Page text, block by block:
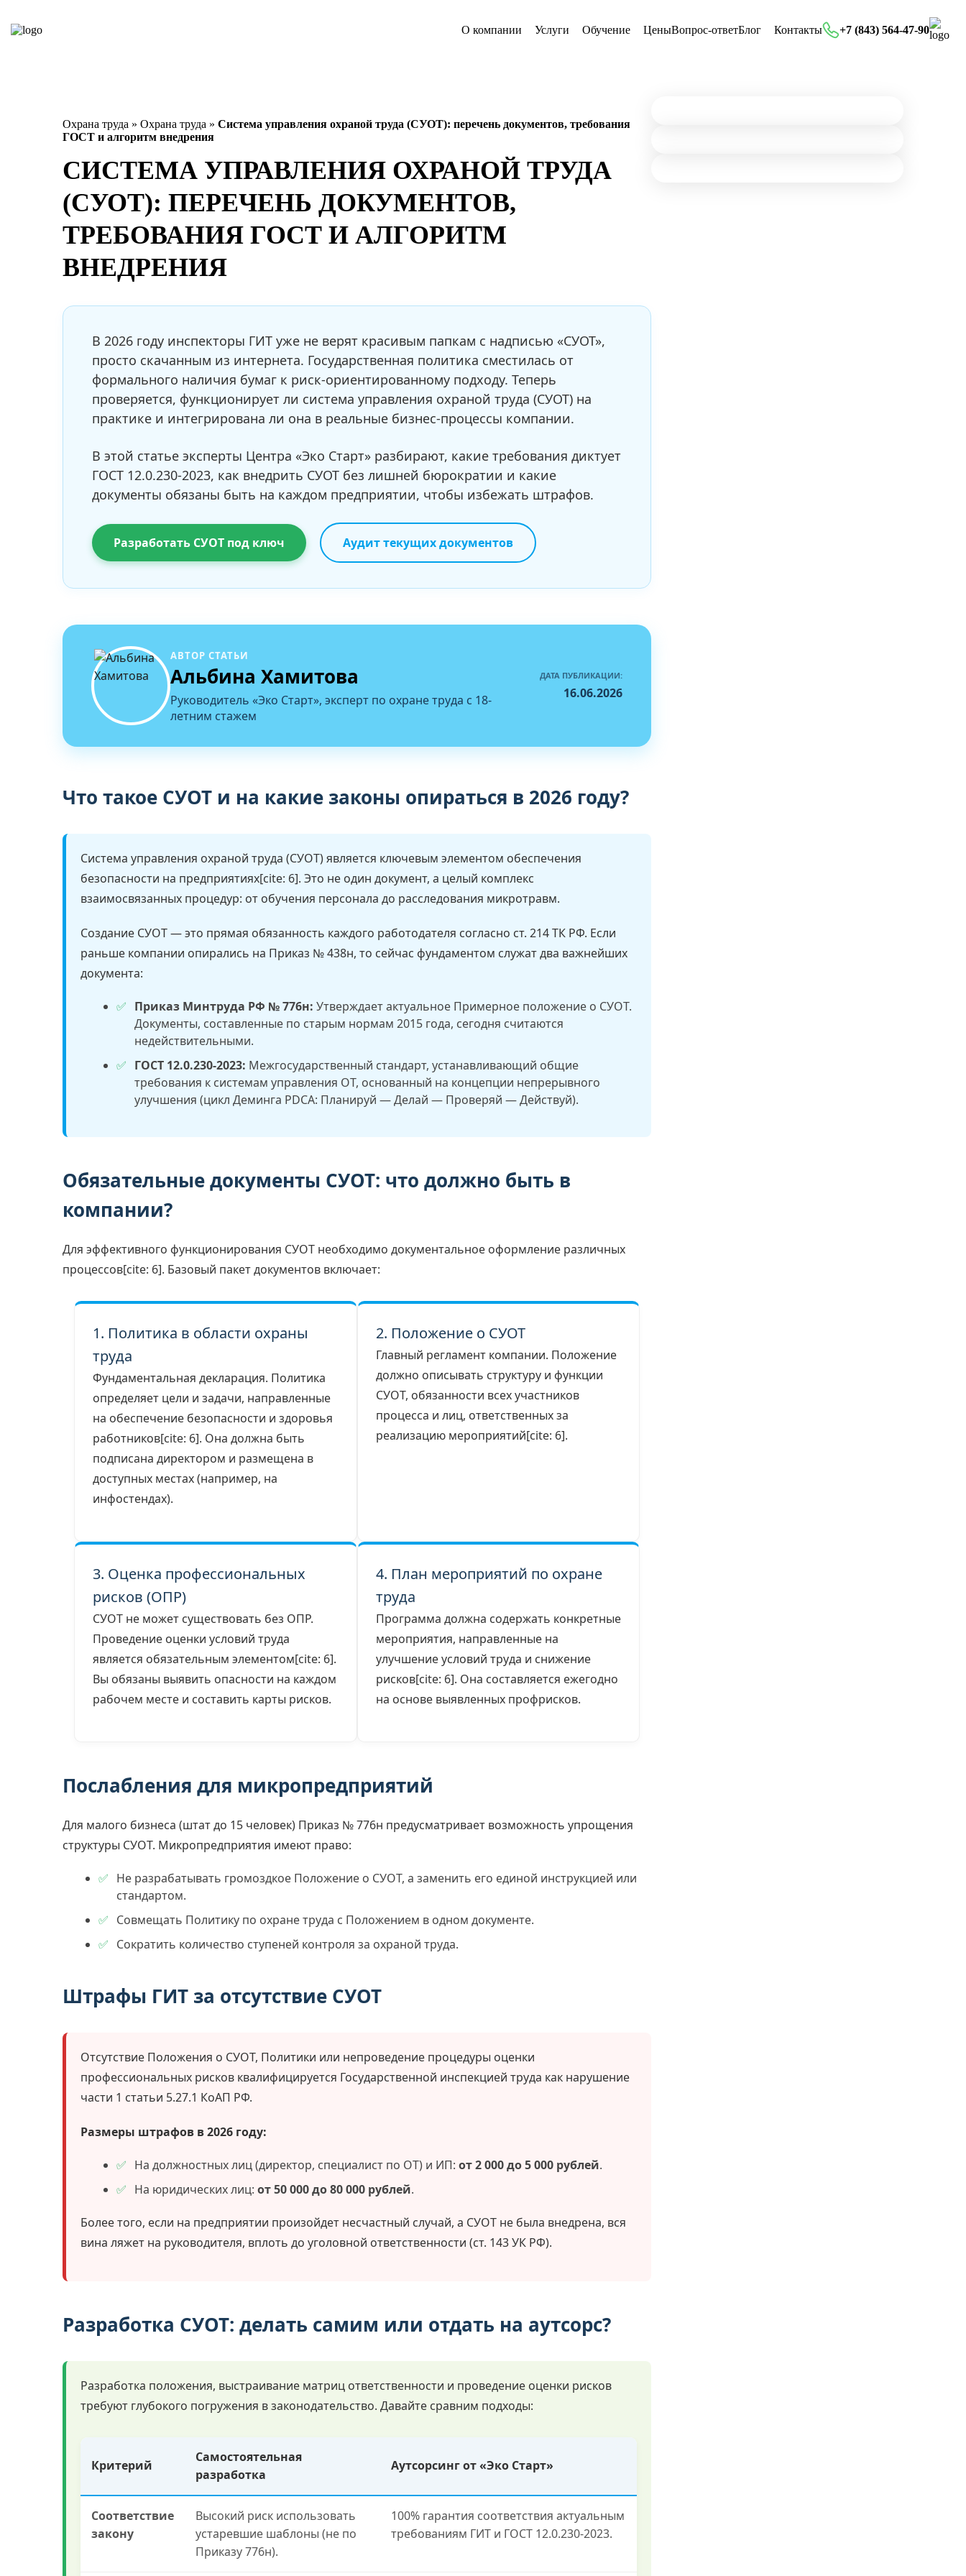
О компании Услуги Обучение ЦеныВопрос-ответБлог Контакты +7 (843) 564-47-90
Охрана труда » Охрана труда » Система управления охраной труда (СУОТ): перечень документов, требования
ГОСТ и алгоритм внедрения
СИСТЕМА УПРАВЛЕНИЯ ОХРАНОЙ ТРУДА
(СУОТ): ПЕРЕЧЕНЬ ДОКУМЕНТОВ,
ТРЕБОВАНИЯ ГОСТ И АЛГОРИТМ
ВНЕДРЕНИЯ
В 2026 году инспекторы ГИТ уже не верят красивым папкам с надписью «СУОТ»,
просто скачанным из интернета. Государственная политика сместилась от
формального наличия бумаг к риск-ориентированному подходу. Теперь
проверяется, функционирует ли система управления охраной труда (СУОТ) на
практике и интегрирована ли она в реальные бизнес-процессы компании.
В этой статье эксперты Центра «Эко Старт» разбирают, какие требования диктует
ГОСТ 12.0.230-2023, как внедрить СУОТ без лишней бюрократии и какие
документы обязаны быть на каждом предприятии, чтобы избежать штрафов.
Разработать СУОТ под ключ Аудит текущих документов
АВТОР СТАТЬИ
Альбина Хамитова
Руководитель «Эко Старт», эксперт по охране труда с 18-
летним стажем
ДАТА ПУБЛИКАЦИИ:
16.06.2026
Что такое СУОТ и на какие законы опираться в 2026 году?
Система управления охраной труда (СУОТ) является ключевым элементом обеспечения
безопасности на предприятиях[cite: 6]. Это не один документ, а целый комплекс
взаимосвязанных процедур: от обучения персонала до расследования микротравм.
Создание СУОТ — это прямая обязанность каждого работодателя согласно ст. 214 ТК РФ. Если
раньше компании опирались на Приказ № 438н, то сейчас фундаментом служат два важнейших
документа:
Приказ Минтруда РФ № 776н: Утверждает актуальное Примерное положение о СУОТ.
Документы, составленные по старым нормам 2015 года, сегодня считаются
недействительными.
ГОСТ 12.0.230-2023: Межгосударственный стандарт, устанавливающий общие
требования к системам управления ОТ, основанный на концепции непрерывного
улучшения (цикл Деминга PDCA: Планируй — Делай — Проверяй — Действуй).
Обязательные документы СУОТ: что должно быть в
компании?
Для эффективного функционирования СУОТ необходимо документальное оформление различных
процессов[cite: 6]. Базовый пакет документов включает:
1. Политика в области охраны
труда
Фундаментальная декларация. Политика
определяет цели и задачи, направленные
на обеспечение безопасности и здоровья
работников[cite: 6]. Она должна быть
подписана директором и размещена в
доступных местах (например, на
инфостендах).
2. Положение о СУОТ
Главный регламент компании. Положение
должно описывать структуру и функции
СУОТ, обязанности всех участников
процесса и лиц, ответственных за
реализацию мероприятий[cite: 6].
3. Оценка профессиональных
рисков (ОПР)
СУОТ не может существовать без ОПР.
Проведение оценки условий труда
является обязательным элементом[cite: 6].
Вы обязаны выявить опасности на каждом
рабочем месте и составить карты рисков.
4. План мероприятий по охране
труда
Программа должна содержать конкретные
мероприятия, направленные на
улучшение условий труда и снижение
рисков[cite: 6]. Она составляется ежегодно
на основе выявленных профрисков.
Послабления для микропредприятий
Для малого бизнеса (штат до 15 человек) Приказ № 776н предусматривает возможность упрощения
структуры СУОТ. Микропредприятия имеют право:
Не разрабатывать громоздкое Положение о СУОТ, а заменить его единой инструкцией или
стандартом.
Совмещать Политику по охране труда с Положением в одном документе.
Сократить количество ступеней контроля за охраной труда.
Штрафы ГИТ за отсутствие СУОТ
Отсутствие Положения о СУОТ, Политики или непроведение процедуры оценки
профессиональных рисков квалифицируется Государственной инспекцией труда как нарушение
части 1 статьи 5.27.1 КоАП РФ.
Размеры штрафов в 2026 году:
На должностных лиц (директор, специалист по ОТ) и ИП: от 2 000 до 5 000 рублей.
На юридических лиц: от 50 000 до 80 000 рублей.
Более того, если на предприятии произойдет несчастный случай, а СУОТ не была внедрена, вся
вина ляжет на руководителя, вплоть до уголовной ответственности (ст. 143 УК РФ).
Разработка СУОТ: делать самим или отдать на аутсорс?
Разработка положения, выстраивание матриц ответственности и проведение оценки рисков
требуют глубокого погружения в законодательство. Давайте сравним подходы:
Критерий
Самостоятельная
разработка
Аутсорсинг от «Эко Старт»
Соответствие
закону
Высокий риск использовать
устаревшие шаблоны (не по
Приказу 776н).
100% гарантия соответствия актуальным
требованиям ГИТ и ГОСТ 12.0.230-2023.